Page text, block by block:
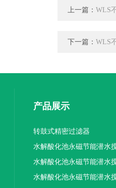
上一篇： WLS
下一篇： WLS
产品展示
转鼓式精密过滤器
水解酸化池永磁节能潜水
机厂家供应
水解酸化池永磁节能潜水
机厂家直销
水解酸化池永磁节能潜水